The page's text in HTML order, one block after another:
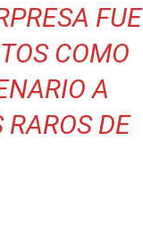
FUE
COMO
A
DE